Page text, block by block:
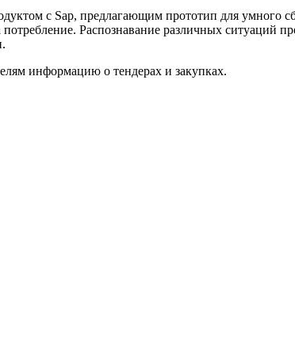
с Sap, предлагающим прототип для умного
Распознавание различных ситуаций
информацию о тендерах и закупках.